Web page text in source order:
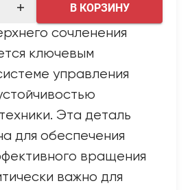
В КОРЗИНУ
сочленения
ключевым
управления
Эта деталь
для обеспечения
вращения
важно для